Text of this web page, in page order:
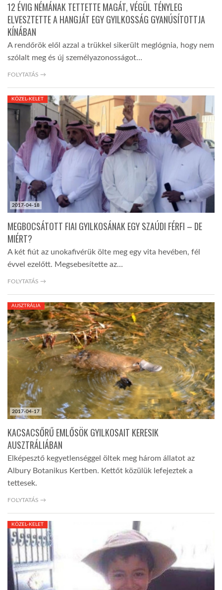
12 ÉVIG NÉMÁNAK TETTETTE MAGÁT, VÉGÜL TÉNYLEG
ELVESZTETTE A HANGJÁT EGY GYILKOSSÁG GYANÚSÍTOTTJA
KÍNÁBAN
A rendőrök elől azzal a trükkel sikerült meglógnia, hogy nem
szólalt meg és új személyazonosságot…
FOLYTATÁS →
2017-04-18
KÖZEL-KELET
MEGBOCSÁTOTT FIAI GYILKOSÁNAK EGY SZAÚDI FÉRFI – DE
MIÉRT?
A két fiút az unokafivérük ölte meg egy vita hevében, fél
évvel ezelőtt. Megsebesítette az…
FOLYTATÁS →
2017-04-17
AUSZTRÁLIA
KACSACSŐRŰ EMLŐSÖK GYILKOSAIT KERESIK
AUSZTRÁLIÁBAN
Elképesztő kegyetlenséggel öltek meg három állatot az
Albury Botanikus Kertben. Kettőt közülük lefejeztek a
tettesek.
FOLYTATÁS →
KÖZEL-KELET